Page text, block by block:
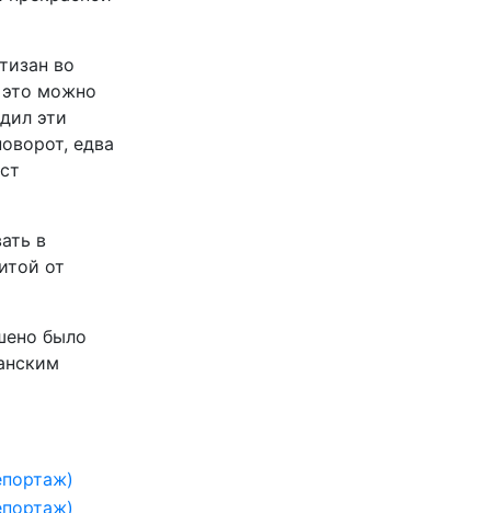
во
это можно
эти
едва
в
от
было